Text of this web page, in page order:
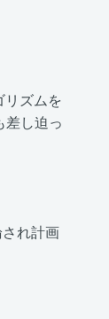
リズムを
差し迫っ
れ計画